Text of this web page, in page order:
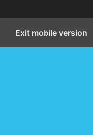
Exit mobile version